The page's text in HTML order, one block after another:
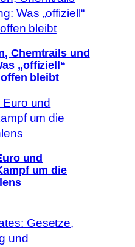
Chemtrails und
„offiziell“
bleibt
und
um die